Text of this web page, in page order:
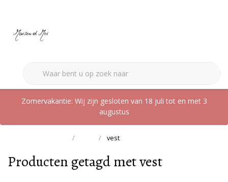
Zomervakantie: Wij zijn gesloten van 18 juli tot en met 3
augustus
vest
Producten getagd met vest